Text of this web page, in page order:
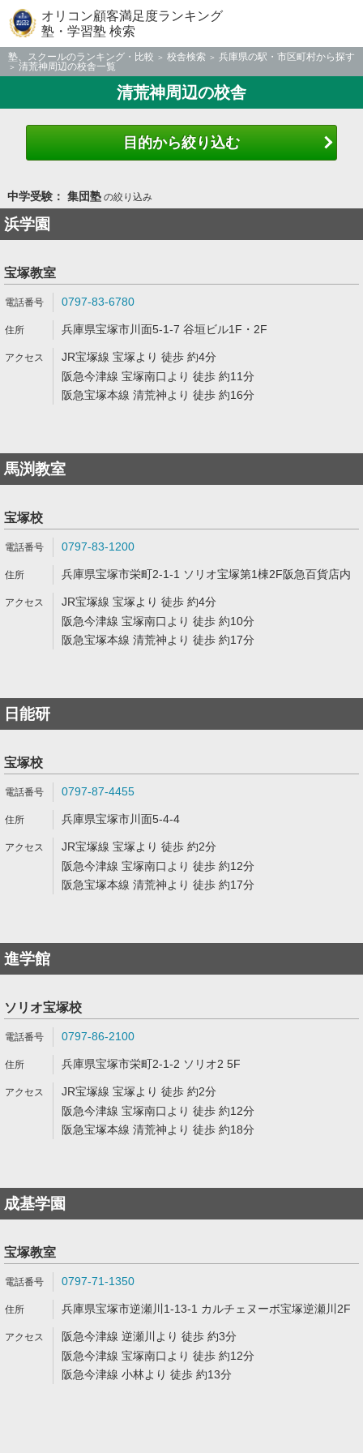
オリコン顧客満足度ランキング
塾・学習塾 検索
塾、スクールのランキング・比較 校舎検索
兵庫県の駅・市区町村から探す
清荒神周辺の校舎一覧
清荒神周辺の校舎
目的から絞り込む
中学受験： 集団塾の絞り込み
浜学園
宝塚教室
0797-83-6780
兵庫県宝塚市川面5-1-7 谷垣ビル1F・2F
JR宝塚線 宝塚より 徒歩 約4分
阪急今津線 宝塚南口より 徒歩 約11分
阪急宝塚本線 清荒神より 徒歩 約16分
馬渕教室
宝塚校
0797-83-1200
兵庫県宝塚市栄町2-1-1 ソリオ宝塚第1棟2F阪急百貨店内
JR宝塚線 宝塚より 徒歩 約4分
阪急今津線 宝塚南口より 徒歩 約10分
阪急宝塚本線 清荒神より 徒歩 約17分
日能研
宝塚校
0797-87-4455
兵庫県宝塚市川面5-4-4
JR宝塚線 宝塚より 徒歩 約2分
阪急今津線 宝塚南口より 徒歩 約12分
阪急宝塚本線 清荒神より 徒歩 約17分
進学館
ソリオ宝塚校
0797-86-2100
兵庫県宝塚市栄町2-1-2 ソリオ2 5F
JR宝塚線 宝塚より 徒歩 約2分
阪急今津線 宝塚南口より 徒歩 約12分
阪急宝塚本線 清荒神より 徒歩 約18分
成基学園
宝塚教室
0797-71-1350
兵庫県宝塚市逆瀬川1-13-1 カルチェヌーボ宝塚逆瀬川2F
阪急今津線 逆瀬川より 徒歩 約3分
阪急今津線 宝塚南口より 徒歩 約12分
阪急今津線 小林より 徒歩 約13分